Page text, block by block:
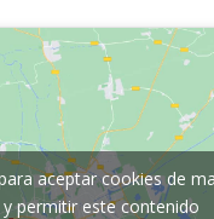
aceptar cookies de
y permitir este contenido